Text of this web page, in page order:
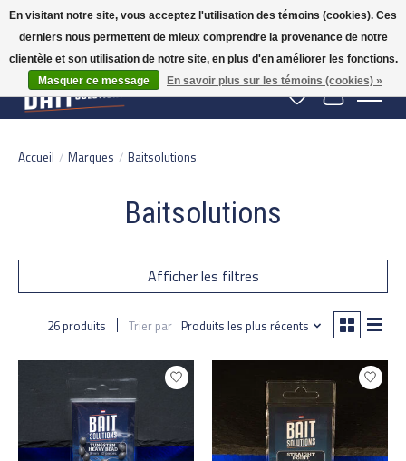
Gratis verzending vanaf 50 euro binnen NL | Op voorraad binnen 2-5 werkdagen
verzonden | België vanaf 70 euro gratis verzonden
Liste de souhaits
Panier
Accueil / Marques / Baitsolutions
Baitsolutions
Afficher les filtres
26 produits Trier par Produits les plus récents
En visitant notre site, vous acceptez l'utilisation des témoins (cookies). Ces
derniers nous permettent de mieux comprendre la provenance de notre
clientèle et son utilisation de notre site, en plus d'en améliorer les fonctions.
Masquer ce message
En savoir plus sur les témoins (cookies) »